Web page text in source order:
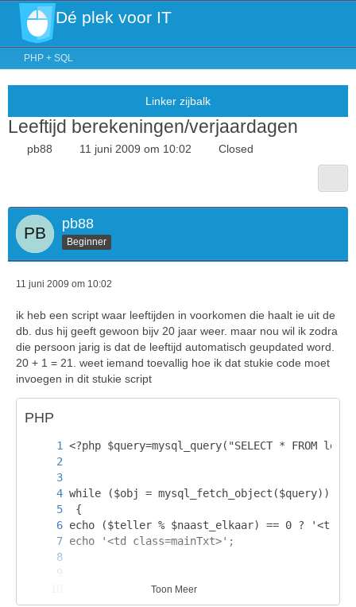
Dé plek voor IT
PHP + SQL
Leeftijd berekeningen/verjaardagen
pb88 11 juni 2009 om 10:02 Closed
pb88
Beginner
11 juni 2009 om 10:02
ik heb een script waar leeftijden in voorkomen die haalt ie uit de
db. dus hij geeft gewoon bijv 20 jaar weer. maar nou wil ik zodra
die persoon jarig is dat de leeftijd automatisch geupdated word.
20 + 1 = 21. weet iemand toevallig hoe ik dat stukie code moet
invoegen in dit stukie script
PHP
Toon Meer